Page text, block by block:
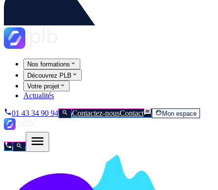
Nos formations
Découvrez PLB
Votre projet
Actualités
01 43 34 90 94 Contactez-nousContact Mon espace